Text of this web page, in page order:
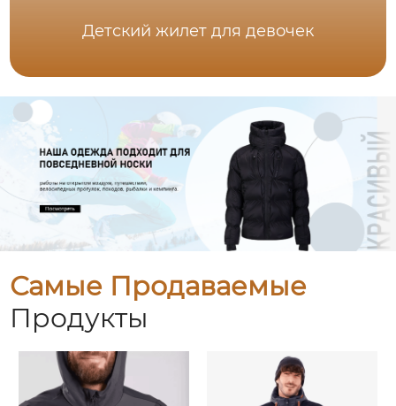
Детский жилет для девочек
Самые Продаваемые
Продукты